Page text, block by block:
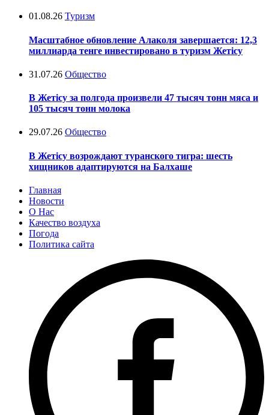
01.08.26 Туризм
Масштабное обновление Алаколя завершается: 12,3
миллиарда тенге инвестировано в туризм Жетісу
31.07.26 Общество
В Жетісу за полгода произвели 47 тысяч тонн мяса и
105 тысяч тонн молока
29.07.26 Общество
В Жетісу возрождают туранского тигра: шесть
хищников адаптируются на Балхаше
Главная
Новости
О Нас
Качество воздуха
Погода
Политика сайта